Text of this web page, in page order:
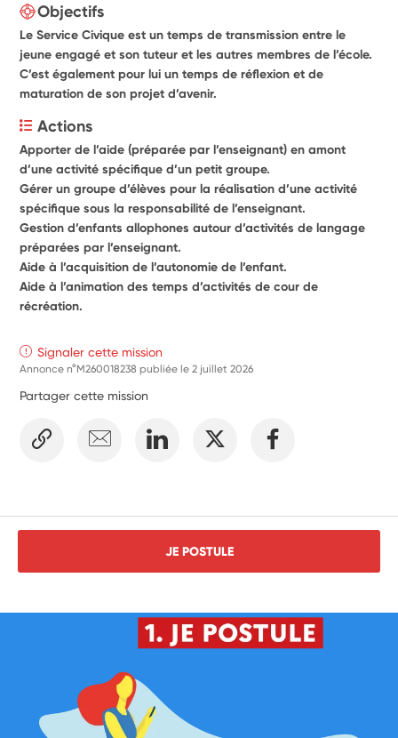
Objectifs
Le Service Civique est un temps de transmission entre le
jeune engagé et son tuteur et les autres membres de l’école.
C’est également pour lui un temps de réflexion et de
maturation de son projet d’avenir.
Actions
Apporter de l’aide (préparée par l’enseignant) en amont
d’une activité spécifique d’un petit groupe.
Gérer un groupe d’élèves pour la réalisation d’une activité
spécifique sous la responsabilité de l’enseignant.
Gestion d’enfants allophones autour d’activités de langage
préparées par l’enseignant.
Aide à l’acquisition de l’autonomie de l’enfant.
Aide à l’animation des temps d’activités de cour de
récréation.
Signaler cette mission
Annonce n°M260018238 publiée le2 juillet 2026
Partager cette mission
JE POSTULE